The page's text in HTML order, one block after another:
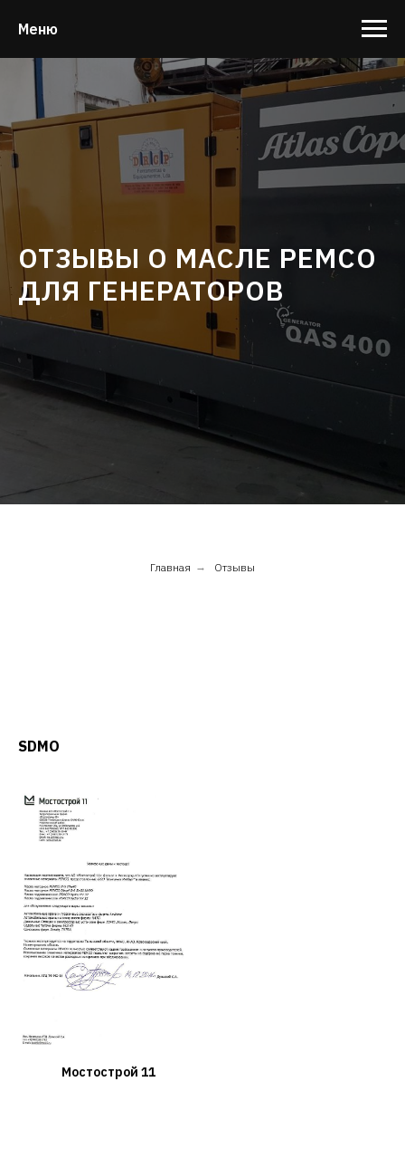
Меню
ОТЗЫВЫ О МАСЛЕ PEMCO
ДЛЯ ГЕНЕРАТОРОВ
Главная → Отзывы
SDMO
Мостострой 11